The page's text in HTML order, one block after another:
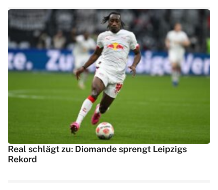
Real schlägt zu: Diomande sprengt Leipzigs
Rekord